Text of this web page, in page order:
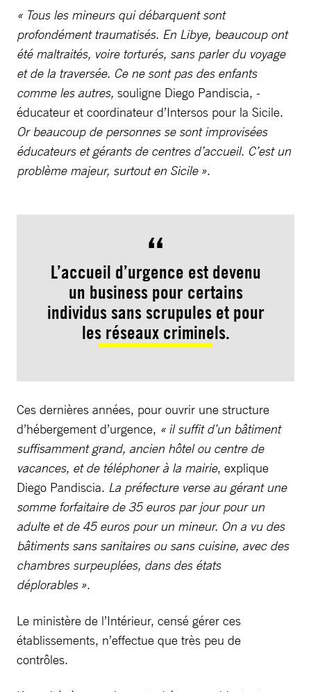
« Tous les mineurs qui débarquent sont
profondément traumatisés. En Libye, beaucoup ont
été maltraités, voire torturés, sans parler du voyage
et de la traversée. Ce ne sont pas des enfants
comme les autres, souligne Diego Pandiscia, ­
éducateur et coordinateur d’Intersos pour la Sicile.
Or beaucoup de personnes se sont improvisées
éducateurs et gérants de centres d’accueil. C’est un
problème majeur, surtout en Sicile ».
L’accueil d’urgence est devenu
un business pour certains
individus sans scrupules et pour
les réseaux criminels.
Ces dernières années, pour ouvrir une structure
d’hébergement d’urgence, « il suffit d’un bâtiment
suffisamment grand, ancien hôtel ou centre de
vacances, et de téléphoner à la mairie, explique
Diego Pandiscia. La préfecture verse au gérant une
somme forfaitaire de 35 euros par jour pour un
adulte et de 45 euros pour un mineur. On a vu des
bâtiments sans sanitaires ou sans cuisine, avec des
chambres surpeuplées, dans des états
déplorables ».
Le ministère de l’Intérieur, censé gérer ces
établissements, n’effectue que très peu de
contrôles.